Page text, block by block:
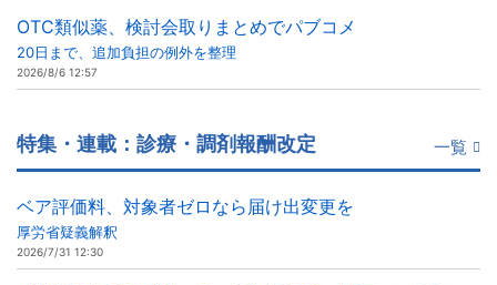
OTC類似薬、検討会取りまとめでパブコメ
20日まで、追加負担の例外を整理
2026/8/6 12:57
特集・連載：診療・調剤報酬改定 一覧
ベア評価料、対象者ゼロなら届け出変更を
厚労省疑義解釈
2026/7/31 12:30